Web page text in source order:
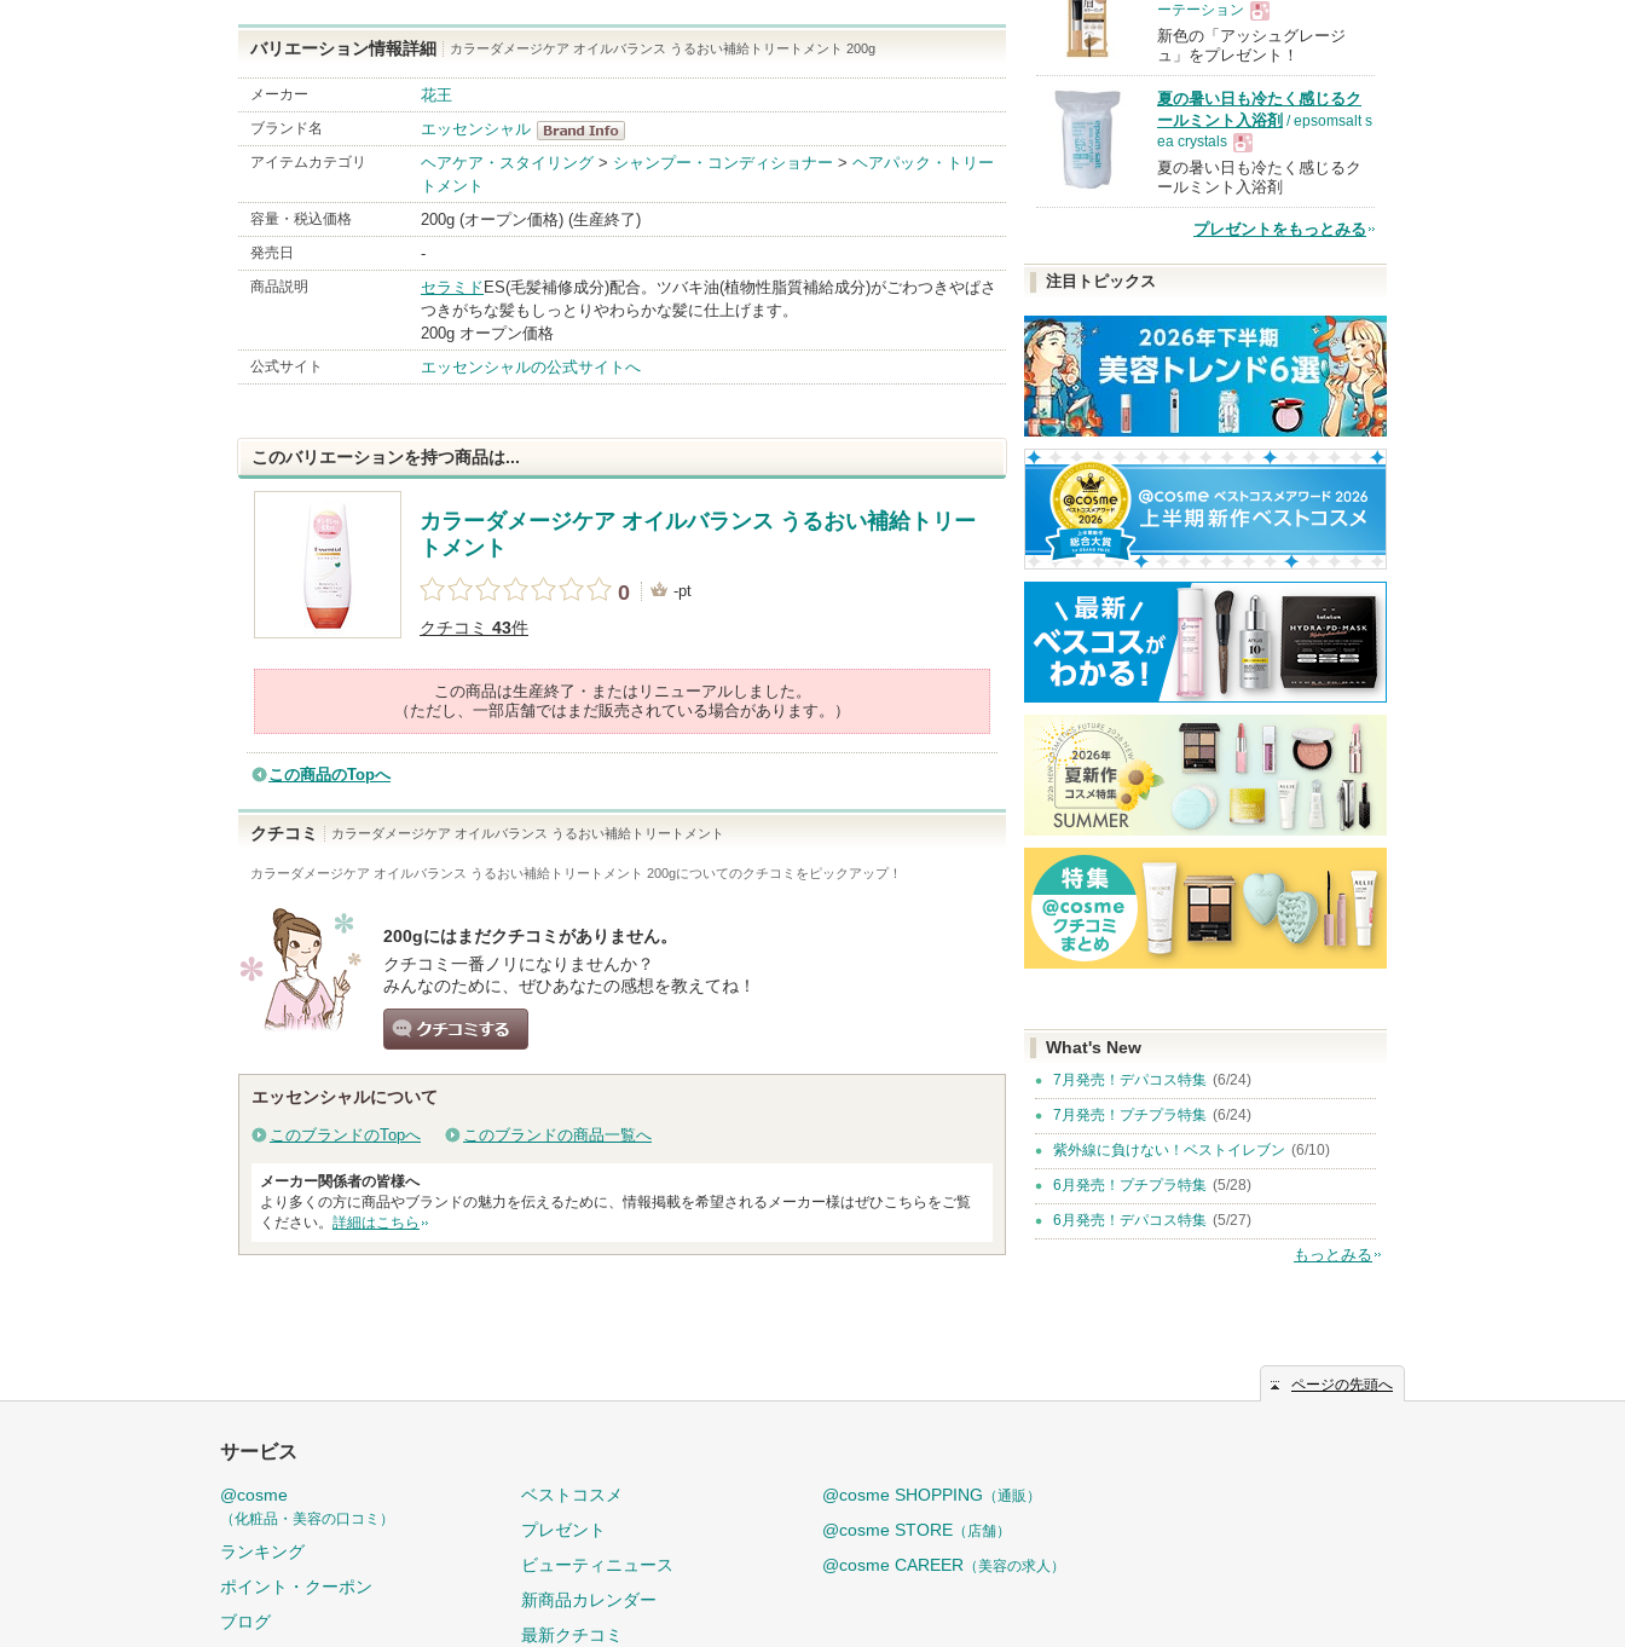
バリエーション情報詳細 カラーダメージケア オイルバランス うるおい補給トリートメント 200g
メーカー 花王
ブランド名
エッセンシャル
エッセンシャ
アイテムカテゴリ ヘアケア・スタイリング > シャンプー・コンディショナー > ヘアパック・トリー
トメント
容量・税込価格 200g (オープン価格) (生産終了)
発売日 -
商品説明 セラミド ES(毛髪補修成分)配合。ツバキ油(植物性脂質補給成分)がごわつきやぱさ
つきがちな髪もしっとりやわらかな髪に仕上げます。
200g オープン価格
公式サイト エッセンシャルの公式サイトへ
このバリエーションを持つ商品は...
カラーダメージケア オイルバランス うるおい補給トリー
トメント
0
-pt
クチコミ 43件
この商品は生産終了・またはリニューアルしました。
（ただし、一部店舗ではまだ販売されている場合があります。）
この商品のTopへ
クチコミ カラーダメージケア オイルバランス うるおい補給トリートメント
カラーダメージケア オイルバランス うるおい補給トリートメント 200gについてのクチコミをピックアップ！
200gにはまだクチコミがありません。
クチコミ一番ノリになりませんか？
みんなのために、ぜひあなたの感想を教えてね！
エッセンシャルについて
このブランドのTopへ このブランドの商品一覧へ
メーカー関係者の皆様へ
より多くの方に商品やブランドの魅力を伝えるために、情報掲載を希望されるメーカー様はぜひこちらをご覧
ください。 詳細はこちら
ーテーション
現
品
新色の「アッシュグレージ
ュ」をプレゼント！
夏の暑い日も冷たく感じるク
ールミント入浴剤 / epsomsalt s
ea crystals
現
品
夏の暑い日も冷たく感じるク
ールミント入浴剤
プレゼントをもっとみる
注目トピックス
What's New
7月発売！デパコス特集 (6/24)
7月発売！プチプラ特集 (6/24)
紫外線に負けない！ベストイレブン (6/10)
6月発売！プチプラ特集 (5/28)
6月発売！デパコス特集 (5/27)
もっとみる
ページの先頭へ
サービス
@cosme
（化粧品・美容の口コミ）
ランキング
ポイント・クーポン
ブログ
ベストコスメ
プレゼント
ビューティニュース
新商品カレンダー
最新クチコミ
@cosme SHOPPING （通販）
@cosme STORE （店舗）
@cosme CAREER （美容の求人）